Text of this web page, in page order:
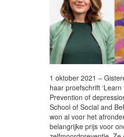
1 oktober 2021 –
haar proefschrift
Prevention of
School of Social and
won al voor het
belangrijke prijs voor